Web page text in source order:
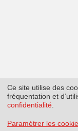
Ce site utilise des
fréquentation et
confidentialité
Paramétrer les